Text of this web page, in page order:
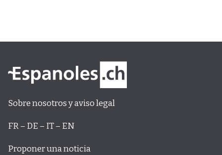
Sobre nosotros y aviso legal
FR – DE – IT – EN
Proponer una noticia